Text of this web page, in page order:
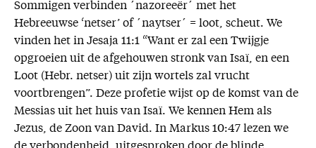
Sommigen verbinden ´nazoreeër´ met het
Hebreeuwse ‘netser’ of ´naytser´ = loot, scheut. We
vinden het in Jesaja 11:1 “Want er zal een Twijgje
opgroeien uit de afgehouwen stronk van Isaï, en een
Loot (Hebr. netser) uit zijn wortels zal vrucht
voortbrengen”. Deze profetie wijst op de komst van de
Messias uit het huis van Isaï. We kennen Hem als
Jezus, de Zoon van David. In Markus 10:47 lezen we